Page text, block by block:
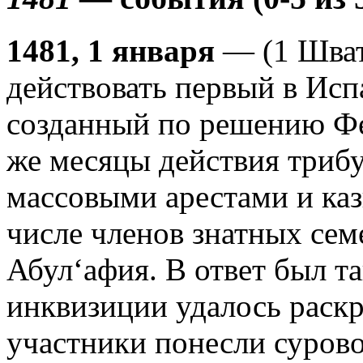
1481, 1 января — (1
действовать первый в
созданный по решению
же месяцы действия
массовыми арестами и
числе членов знатных
Абул‘афия. В ответ был
инквизиции удалось
участники понесли